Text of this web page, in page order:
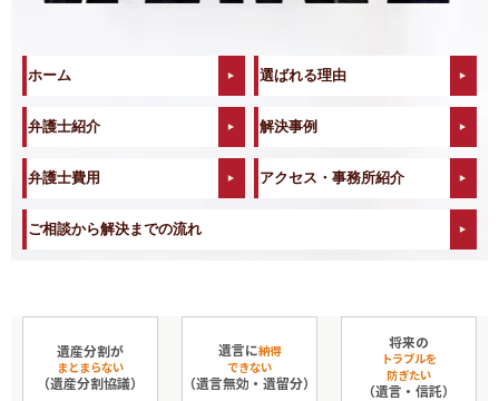
ホーム 選ばれる理由
弁護士紹介 解決事例
弁護士費用 アクセス・事務所紹介
ご相談から解決までの流れ
遺産分割が
まとまらない
（遺産分割協議）
遺言に納得
できない
（遺言無効・遺留分）
将来の
トラブルを
防ぎたい
（遺言・信託）